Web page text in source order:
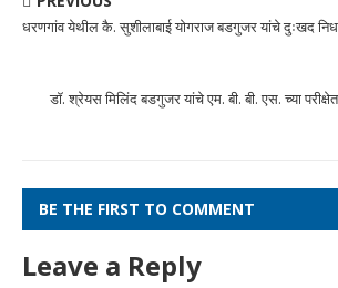
धरणगांव येथील कै. सुशीलाबाई योगराज बडगुजर यांचे दुःखद
डॉ. श्रेयस मिलिंद बडगुजर यांचे एम. बी. बी. एस. च्या
BE THE FIRST TO COMMENT
Leave a Reply